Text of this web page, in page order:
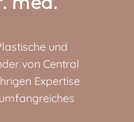
und
von Central
Expertise